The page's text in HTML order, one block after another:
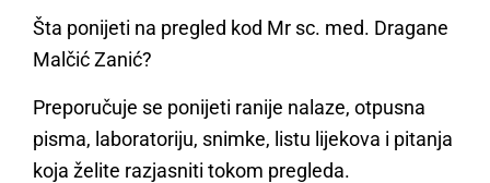
Šta ponijeti na pregled kod Mr sc. med. Dragane
Malčić Zanić?
Preporučuje se ponijeti ranije nalaze, otpusna
pisma, laboratoriju, snimke, listu lijekova i pitanja
koja želite razjasniti tokom pregleda.